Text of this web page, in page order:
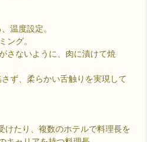
温度設定。
ング。
さないように、肉に漬けて焼
ず、柔らかい舌触りを実現して
けたり、複数のホテルで料理長を